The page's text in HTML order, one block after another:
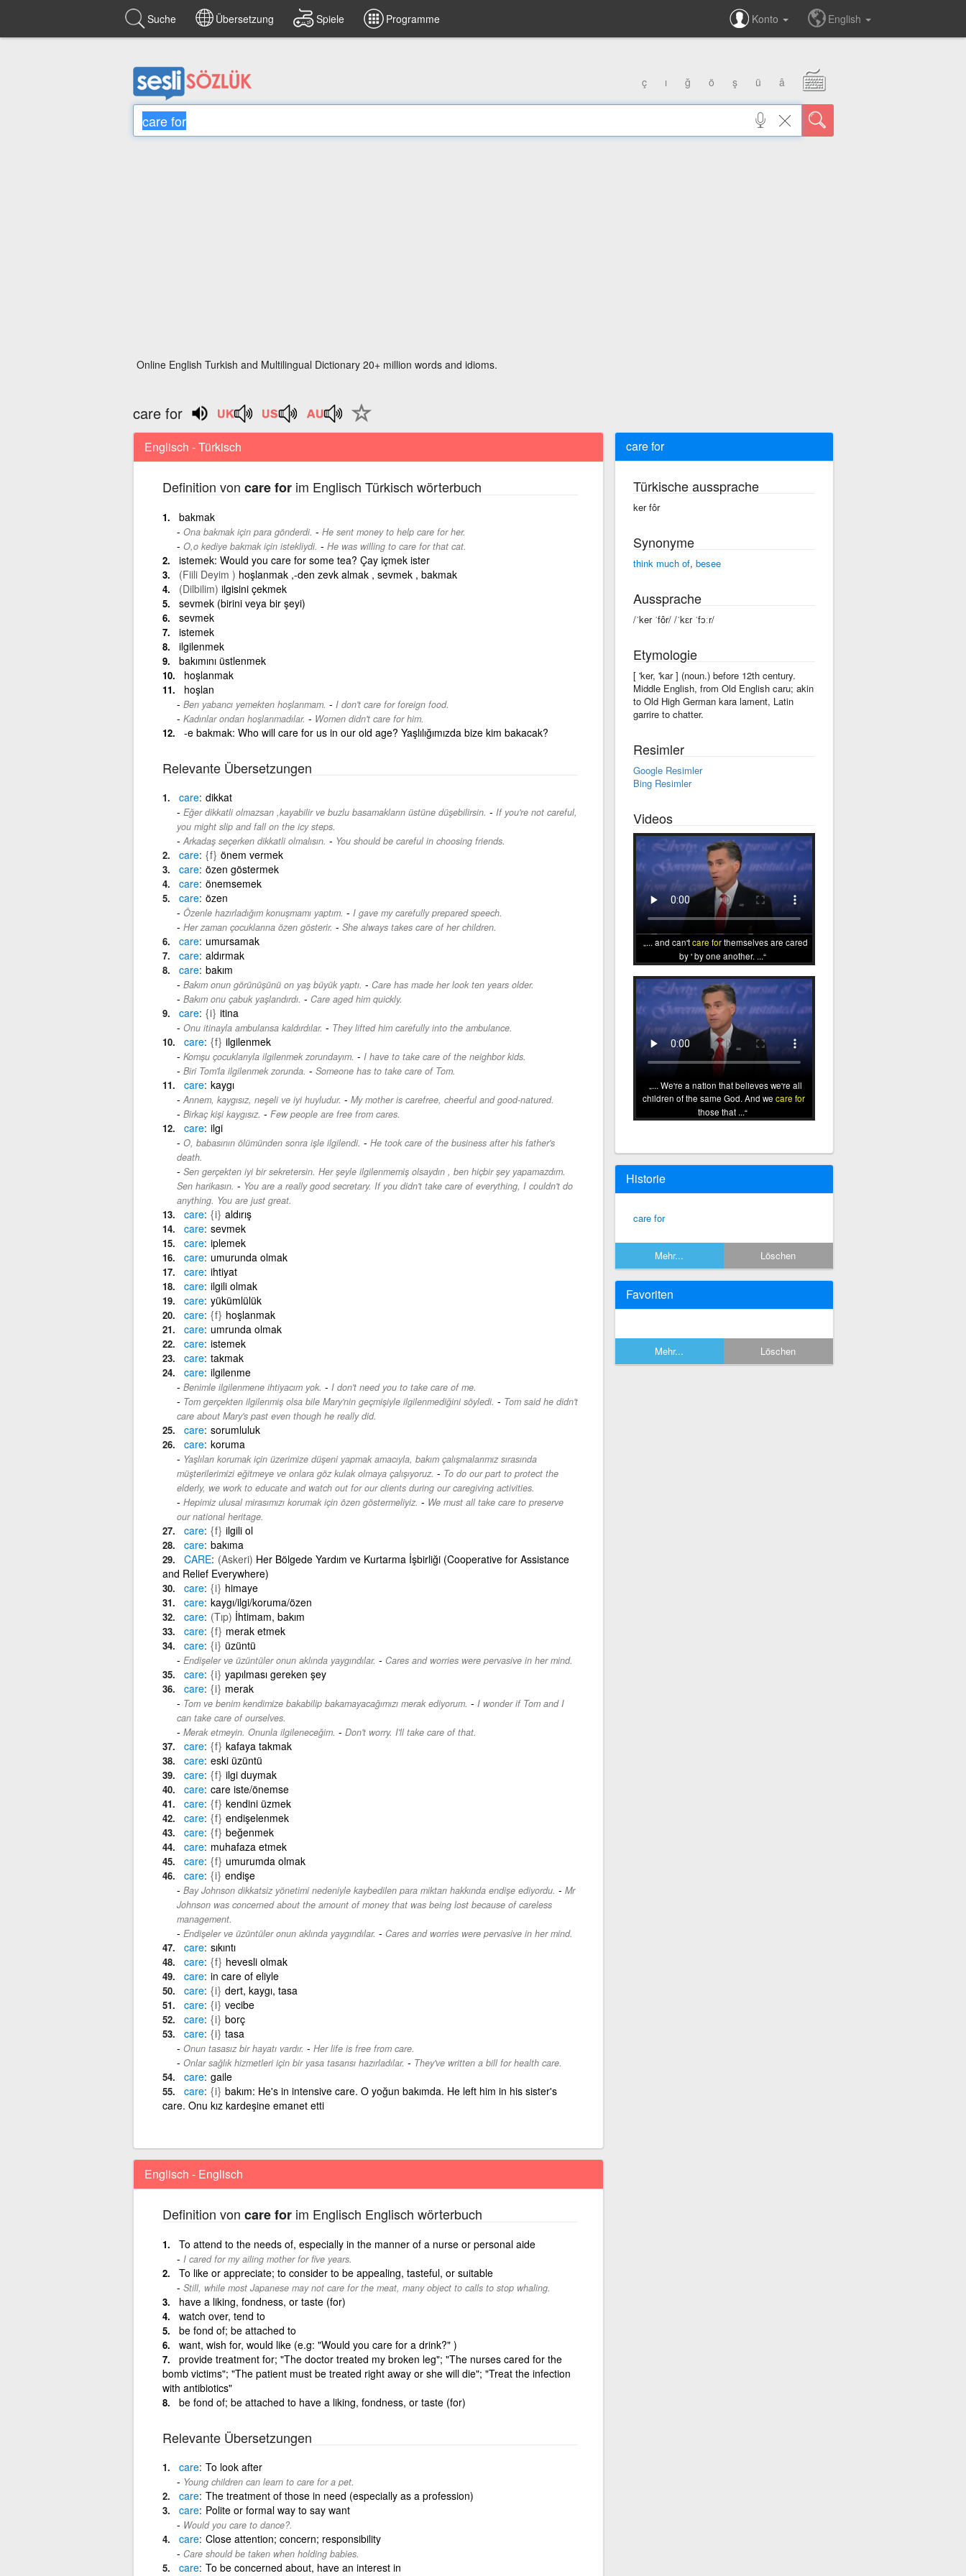
Suche Übersetzung Spiele Programme Konto English
ç ı ğ ö ş ü â
Online English Turkish and Multilingual Dictionary 20+ million words and idioms.
care for
Englisch - Türkisch
Definition von care forim Englisch Türkisch wörterbuch
bakmak
Ona bakmak için para gönderdi. - He sent money to help care for her.
O,o kediye bakmak için istekliydi. - He was willing to care for that cat.
istemek: Would you care for some tea? Çay içmek ister
(Fiili Deyim ) hoşlanmak ,-den zevk almak , sevmek , bakmak
(Dilbilim) ilgisini çekmek
sevmek (birini veya bir şeyi)
sevmek
istemek
ilgilenmek
bakımını üstlenmek
hoşlanmak
hoşlan
Ben yabancı yemekten hoşlanmam. - I don't care for foreign food.
Kadınlar ondan hoşlanmadılar. - Women didn't care for him.
-e bakmak: Who will care for us in our old age? Yaşlılığımızda bize kim bakacak?
Relevante Übersetzungen
care dikkat
Eğer dikkatli olmazsan ,kayabilir ve buzlu basamakların üstüne düşebilirsin. - If you're not careful,
you might slip and fall on the icy steps.
Arkadaş seçerken dikkatli olmalısın. - You should be careful in choosing friends.
care {f} önem vermek
care özen göstermek
care önemsemek
care özen
Özenle hazırladığım konuşmamı yaptım. - I gave my carefully prepared speech.
Her zaman çocuklarına özen gösterir. - She always takes care of her children.
care umursamak
care aldırmak
care bakım
Bakım onun görünüşünü on yaş büyük yaptı. - Care has made her look ten years older.
Bakım onu çabuk yaşlandırdı. - Care aged him quickly.
care {i} itina
Onu itinayla ambulansa kaldırdılar. - They lifted him carefully into the ambulance.
care {f} ilgilenmek
Komşu çocuklarıyla ilgilenmek zorundayım. - I have to take care of the neighbor kids.
Biri Tom'la ilgilenmek zorunda. - Someone has to take care of Tom.
care kaygı
Annem, kaygısız, neşeli ve iyi huyludur. - My mother is carefree, cheerful and good-natured.
Birkaç kişi kaygısız. - Few people are free from cares.
care ilgi
O, babasının ölümünden sonra işle ilgilendi. - He took care of the business after his father's
death.
Sen gerçekten iyi bir sekretersin. Her şeyle ilgilenmemiş olsaydın , ben hiçbir şey yapamazdım.
Sen harikasın. - You are a really good secretary. If you didn't take care of everything, I couldn't do
anything. You are just great.
care {i} aldırış
care sevmek
care iplemek
care umurunda olmak
care ihtiyat
care ilgili olmak
care yükümlülük
care {f} hoşlanmak
care umrunda olmak
care istemek
care takmak
care ilgilenme
Benimle ilgilenmene ihtiyacım yok. - I don't need you to take care of me.
Tom gerçekten ilgilenmiş olsa bile Mary'nin geçmişiyle ilgilenmediğini söyledi. - Tom said he didn't
care about Mary's past even though he really did.
care sorumluluk
care koruma
Yaşlıları korumak için üzerimize düşeni yapmak amacıyla, bakım çalışmalarımız sırasında
müşterilerimizi eğitmeye ve onlara göz kulak olmaya çalışıyoruz. - To do our part to protect the
elderly, we work to educate and watch out for our clients during our caregiving activities.
Hepimiz ulusal mirasımızı korumak için özen göstermeliyiz. - We must all take care to preserve
our national heritage.
care {f} ilgili ol
care bakıma
CARE (Askeri) Her Bölgede Yardım ve Kurtarma İşbirliği (Cooperative for Assistance
and Relief Everywhere)
care {i} himaye
care kaygı/ilgi/koruma/özen
care (Tıp) İhtimam, bakım
care {f} merak etmek
care {i} üzüntü
Endişeler ve üzüntüler onun aklında yaygındılar. - Cares and worries were pervasive in her mind.
care {i} yapılması gereken şey
care {i} merak
Tom ve benim kendimize bakabilip bakamayacağımızı merak ediyorum. - I wonder if Tom and I
can take care of ourselves.
Merak etmeyin. Onunla ilgileneceğim. - Don't worry. I'll take care of that.
care {f} kafaya takmak
care eski üzüntü
care {f} ilgi duymak
care care iste/önemse
care {f} kendini üzmek
care {f} endişelenmek
care {f} beğenmek
care muhafaza etmek
care {f} umurumda olmak
care {i} endişe
Bay Johnson dikkatsiz yönetimi nedeniyle kaybedilen para miktarı hakkında endişe ediyordu. - Mr
Johnson was concerned about the amount of money that was being lost because of careless
management.
Endişeler ve üzüntüler onun aklında yaygındılar. - Cares and worries were pervasive in her mind.
care sıkıntı
care {f} hevesli olmak
care in care of eliyle
care {i} dert, kaygı, tasa
care {i} vecibe
care {i} borç
care {i} tasa
Onun tasasız bir hayatı vardır. - Her life is free from care.
Onlar sağlık hizmetleri için bir yasa tasarısı hazırladılar. - They've written a bill for health care.
care gaile
care {i} bakım: He's in intensive care. O yoğun bakımda. He left him in his sister's
care. Onu kız kardeşine emanet etti
Englisch - Englisch
Definition von care forim Englisch Englisch wörterbuch
To attend to the needs of, especially in the manner of a nurse or personal aide
I cared for my ailing mother for five years.
To like or appreciate; to consider to be appealing, tasteful, or suitable
Still, while most Japanese may not care for the meat, many object to calls to stop whaling.
have a liking, fondness, or taste (for)
watch over, tend to
be fond of; be attached to
want, wish for, would like (e.g: "Would you care for a drink?" )
provide treatment for; "The doctor treated my broken leg"; "The nurses cared for the
bomb victims"; "The patient must be treated right away or she will die"; "Treat the infection
with antibiotics"
be fond of; be attached to have a liking, fondness, or taste (for)
Relevante Übersetzungen
care To look after
Young children can learn to care for a pet.
care The treatment of those in need (especially as a profession)
care Polite or formal way to say want
Would you care to dance?.
care Close attention; concern; responsibility
Care should be taken when holding babies.
care To be concerned about, have an interest in
care for
Türkische aussprache
ker fôr
Synonyme
think much of, besee
Aussprache
/ˈker ˈfôr/ /ˈkɛr ˈfɔːr/
Etymologie
[ 'ker, 'kar ] (noun.) before 12th century.
Middle English, from Old English caru; akin
to Old High German kara lament, Latin
garrire to chatter.
Resimler
Google Resimler
Bing Resimler
Videos
... and can'tcare forthemselves are cared
by ' by one another. ...
... We're a nation that believes we're all
children of the same God. And we care for
those that ...
Historie
care for
Mehr... Löschen
Favoriten
Mehr... Löschen